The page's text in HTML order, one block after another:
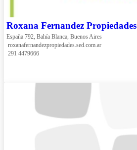
Roxana Fernandez Propiedades
España 792, Bahía Blanca, Buenos Aires
roxanafernandezpropiedades.sed.com.ar
291 4479666